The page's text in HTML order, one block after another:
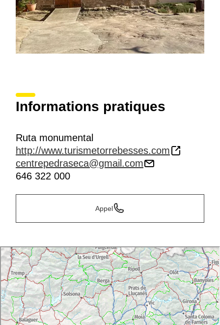
Informations pratiques
Ruta monumental
http://www.turismetorrebesses.com
centrepedraseca@gmail.com
646 322 000
Appel